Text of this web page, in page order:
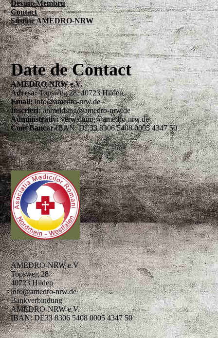
Devino Membru
Contact
Sustine AMEDRO-NRW
Date de Contact
AMEDRO-NRW e.V.
Adresa:Topsweg 28, 40723 Hilden
Email:info@amedro-nrw.de
Inscrieri:anmeldung@amedro-nrw.de
Administrativ:verwaltung@amedro-nrw.de
Cont BancarIBAN: DE33 8306 5408 0005 4347 50
AMEDRO-NRW e.V
Topsweg 28
40723 Hilden
info@amedro-nrw.de
Bankverbindung
AMEDRO-NRW e.V.
IBAN: DE33 8306 5408 0005 4347 50